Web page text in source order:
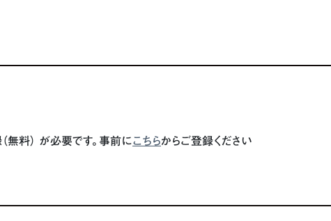
料） が必要です。事前にこちらからご登録ください